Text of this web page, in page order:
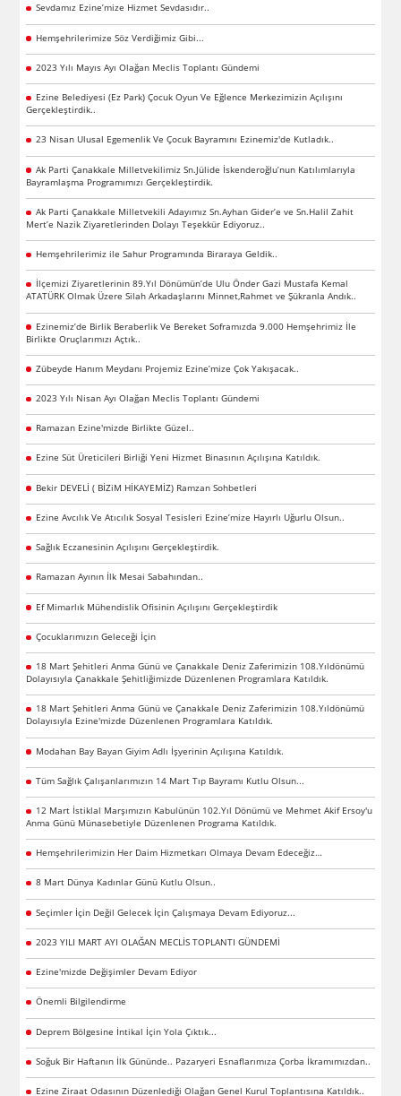
Sevdamız Ezine’mize Hizmet Sevdasıdır..
Hemşehrilerimize Söz Verdiğimiz Gibi...
2023 Yılı Mayıs Ayı Olağan Meclis Toplantı Gündemi
Ezine Belediyesi (Ez Park) Çocuk Oyun Ve Eğlence Merkezimizin Açılışını
Gerçekleştirdik..
23 Nisan Ulusal Egemenlik Ve Çocuk Bayramını Ezinemiz'de Kutladık..
Ak Parti Çanakkale Milletvekilimiz Sn.Jülide İskenderoğlu’nun Katılımlarıyla
Bayramlaşma Programımızı Gerçekleştirdik.
Ak Parti Çanakkale Milletvekili Adayımız Sn.Ayhan Gider’e ve Sn.Halil Zahit
Mert’e Nazik Ziyaretlerinden Dolayı Teşekkür Ediyoruz..
Hemşehrilerimiz ile Sahur Programında Biraraya Geldik..
İlçemizi Ziyaretlerinin 89.Yıl Dönümün’de Ulu Önder Gazi Mustafa Kemal
ATATÜRK Olmak Üzere Silah Arkadaşlarını Minnet,Rahmet ve Şükranla Andık..
Ezinemiz’de Birlik Beraberlik Ve Bereket Soframızda 9.000 Hemşehrimiz İle
Birlikte Oruçlarımızı Açtık..
Zübeyde Hanım Meydanı Projemiz Ezine’mize Çok Yakışacak..
2023 Yılı Nisan Ayı Olağan Meclis Toplantı Gündemi
Ramazan Ezine'mizde Birlikte Güzel..
Ezine Süt Üreticileri Birliği Yeni Hizmet Binasının Açılışına Katıldık.
Bekir DEVELİ ( BİZiM HİKAYEMİZ) Ramzan Sohbetleri
Ezine Avcılık Ve Atıcılık Sosyal Tesisleri Ezine’mize Hayırlı Uğurlu Olsun..
Sağlık Eczanesinin Açılışını Gerçekleştirdik.
Ramazan Ayının İlk Mesai Sabahından..
Ef Mimarlık Mühendislik Ofisinin Açılışını Gerçekleştirdik
Çocuklarımızın Geleceği İçin
18 Mart Şehitleri Anma Günü ve Çanakkale Deniz Zaferimizin 108.Yıldönümü
Dolayısıyla Çanakkale Şehitliğimizde Düzenlenen Programlara Katıldık.
18 Mart Şehitleri Anma Günü ve Çanakkale Deniz Zaferimizin 108.Yıldönümü
Dolayısıyla Ezine'mizde Düzenlenen Programlara Katıldık.
Modahan Bay Bayan Giyim Adlı İşyerinin Açılışına Katıldık.
Tüm Sağlık Çalışanlarımızın 14 Mart Tıp Bayramı Kutlu Olsun...
12 Mart İstiklal Marşımızın Kabulünün 102.Yıl Dönümü ve Mehmet Akif Ersoy'u
Anma Günü Münasebetiyle Düzenlenen Programa Katıldık.
Hemşehrilerimizin Her Daim Hizmetkarı Olmaya Devam Edeceğiz…
8 Mart Dünya Kadınlar Günü Kutlu Olsun..
Seçimler İçin Değil Gelecek İçin Çalışmaya Devam Ediyoruz...
2023 YILI MART AYI OLAĞAN MECLİS TOPLANTI GÜNDEMİ
Ezine'mizde Değişimler Devam Ediyor
Önemli Bilgilendirme
Deprem Bölgesine İntikal İçin Yola Çıktık...
Soğuk Bir Haftanın İlk Gününde.. Pazaryeri Esnaflarımıza Çorba İkramımızdan..
Ezine Ziraat Odasının Düzenlediği Olağan Genel Kurul Toplantısına Katıldık..